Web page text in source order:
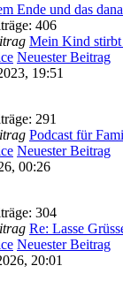
Ende und das
: 406
Mein Kind
Neuester Beitrag
19:51
: 291
Podcast für
Neuester Beitrag
00:26
: 304
Re: Lasse
Neuester Beitrag
20:01